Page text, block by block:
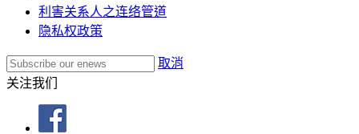
利害关系人之连络管道
隐私权政策
取消
关注我们